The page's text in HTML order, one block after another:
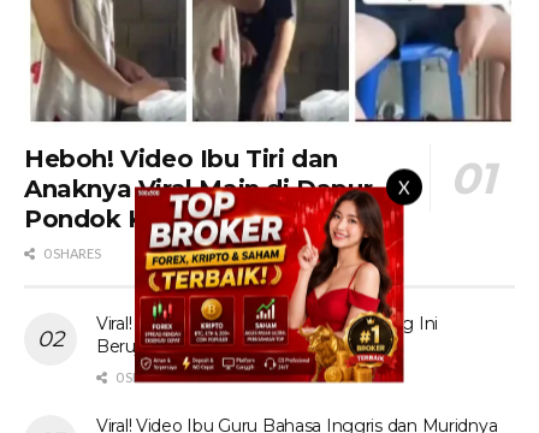
X
Heboh! Video Ibu Tiri dan
Anaknya Viral Main di Dapur
Pondok Kebun Sawit
0 SHARES
Viral! Tante Prank Ojol di Kolam Renang Ini
Berujung Tak Terduga
0 SHARES
Viral! Video Ibu Guru Bahasa Inggris dan Muridnya